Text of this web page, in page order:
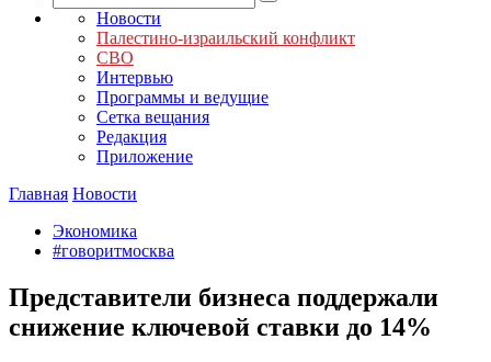
Новости
Палестино-израильский конфликт
СВО
Интервью
Программы и ведущие
Сетка вещания
Редакция
Приложение
Главная Новости
Экономика
#говоритмосква
Представители бизнеса поддержали
снижение ключевой ставки до 14%